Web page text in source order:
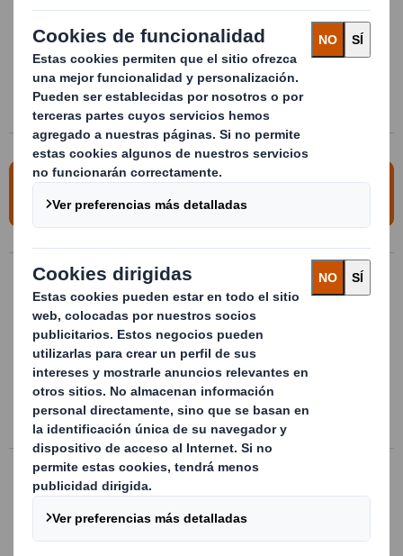
Multitud de sistemas de dispensación de la pieza
Máxima accesibilidad y fácil manejo
Extremadamente fuertes y con larga vida útil
Optimización Lean
Para más información, contacte con
nosotros!
Cajas logísticas de plástico
Bandejas y cajas de manutención
diseñadas a medida, para el transporte,
almacenamiento y abastecimiento de
piezas a línea de montaje.
Ir a la ficha del producto
Posicionadores rígidos de sujeción
Posicionadores y separadores realizados a